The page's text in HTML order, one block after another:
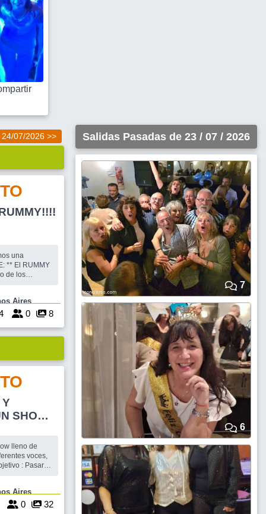
24/07/2026 >>
una
** El RUMMY
de los
De ser
hay
Aires
0 8
voces,
: Pasar
se
Los
Aires
0 32
Salidas Pasadas de 23 / 07 / 2026
7
6